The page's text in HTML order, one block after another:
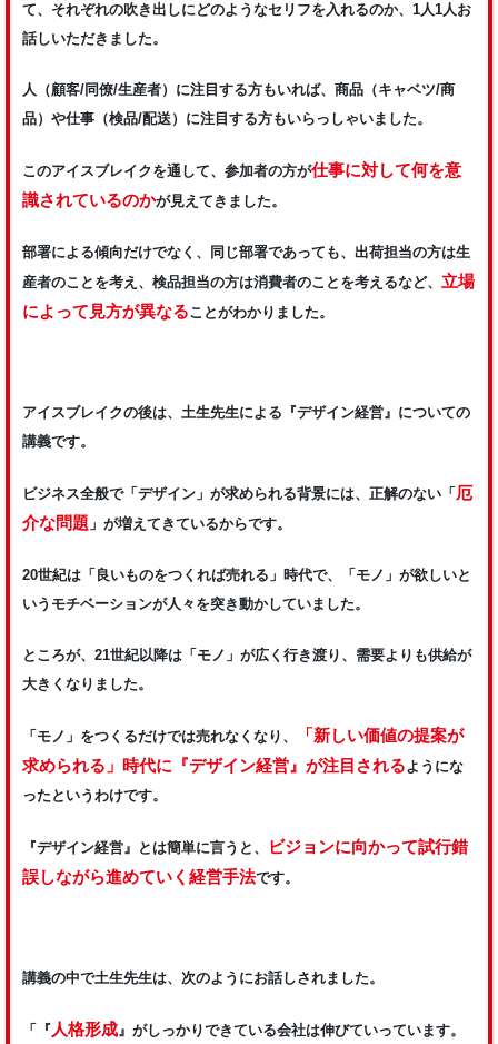
て、それぞれの吹き出しにどのようなセリフを入れるのか、1人1人お
話しいただきました。
人（顧客/同僚/生産者）に注目する方もいれば、商品（キャベツ/商
品）や仕事（検品/配送）に注目する方もいらっしゃいました。
このアイスブレイクを通して、参加者の方が仕事に対して何を意
識されているのかが見えてきました。
部署による傾向だけでなく、同じ部署であっても、出荷担当の方は生
産者のことを考え、検品担当の方は消費者のことを考えるなど、 立場
によって見方が異なることがわかりました。
アイスブレイクの後は、土生先生による『デザイン経営』についての
講義です。
ビジネス全般で「デザイン」が求められる背景には、正解のない「 厄
介な問題 」が増えてきているからです。
20世紀は「良いものをつくれば売れる」時代で、「モノ」が欲しいと
いうモチベーションが人々を突き動かしていました。
ところが、21世紀以降は「モノ」が広く行き渡り、需要よりも供給が
大きくなりました。
「モノ」をつくるだけでは売れなくなり、
「新しい価値の提案が
求められる」時代に『デザイン経営』が注目されるようにな
ったというわけです。
『デザイン経営』とは簡単に言うと、
ビジョンに向かって試行錯
誤しながら進めていく経営手法です。
講義の中で土生先生は、次のようにお話しされました。
「『 人格形成』がしっかりできている会社は伸びていっています。